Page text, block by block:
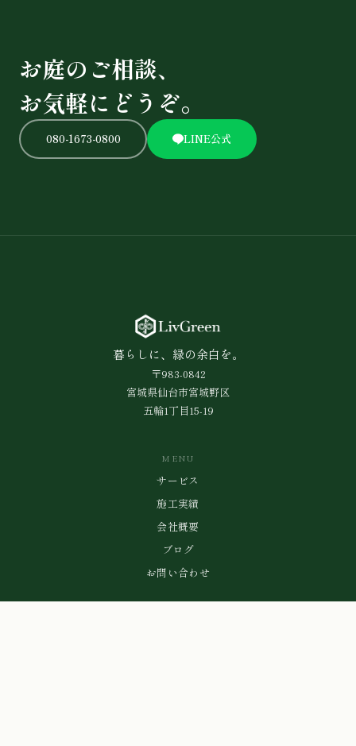
お庭のご相談、
お気軽にどうぞ。
080-1673-0800 LINE公式
暮らしに、緑の余白を。
〒983-0842
宮城県仙台市宮城野区
五輪1丁目15-19
MENU
サービス
施工実績
会社概要
ブログ
お問い合わせ